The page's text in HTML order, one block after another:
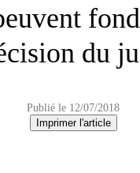
du
Publié le 12/07/2018
Imprimer l'article